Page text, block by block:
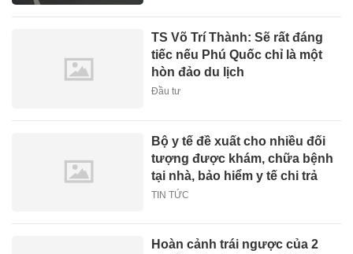
TS Võ Trí Thành: Sẽ rất đáng
tiếc nếu Phú Quốc chỉ là một
hòn đảo du lịch
Đầu tư
Bộ y tế đề xuất cho nhiều đối
tượng được khám, chữa bệnh
tại nhà, bảo hiểm y tế chi trả
TIN TỨC
Hoàn cảnh trái ngược của 2